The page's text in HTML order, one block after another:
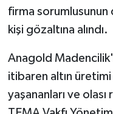
firma sorumlusunun
kişi gözaltına alındı.
Anagold
itibaren altın
yaşananları ve olası